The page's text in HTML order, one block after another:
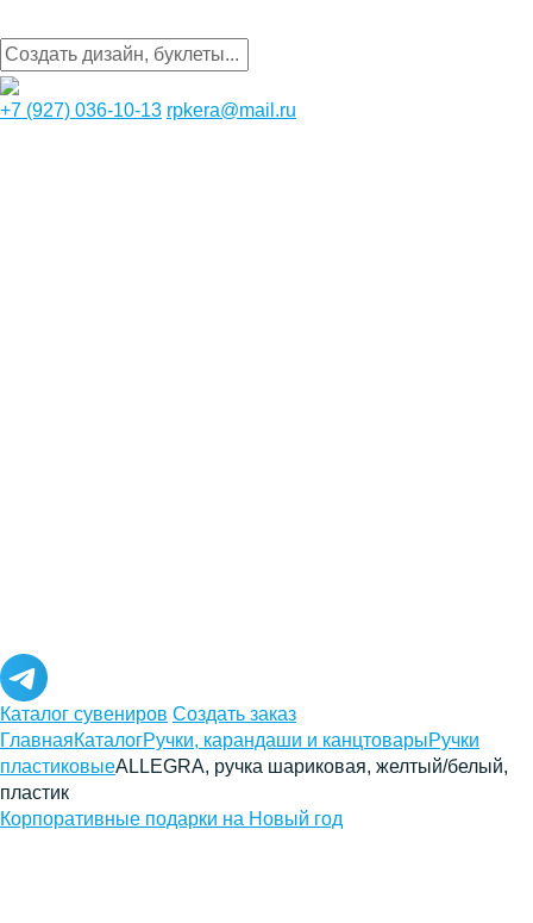
+7 (927) 036-10-13 rpkera@mail.ru
Каталог сувениров Создать заказ
ГлавнаяКаталогРучки, карандаши и канцтоварыРучки
пластиковыеALLEGRA, ручка шариковая, желтый/белый,
пластик
Корпоративные подарки на Новый год